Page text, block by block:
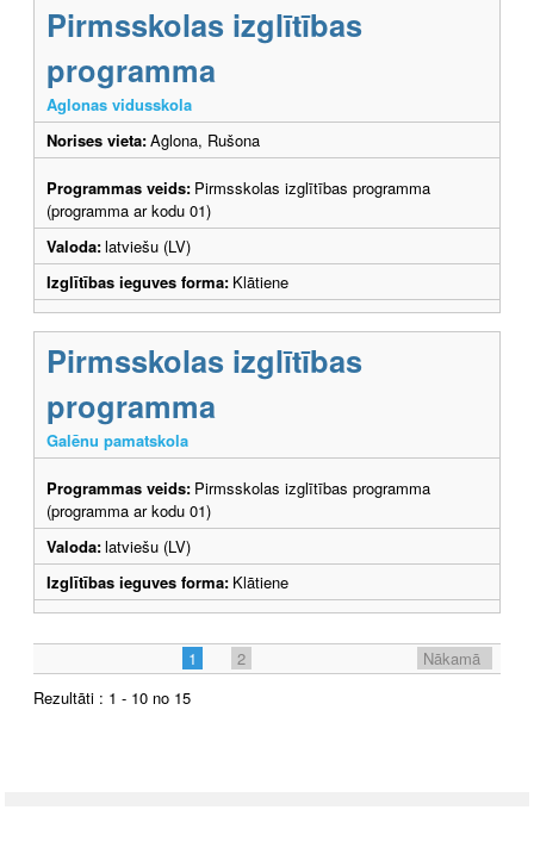
Pirmsskolas izglītības
programma
Aglonas vidusskola
Norises vieta:Aglona, Rušona
Programmas veids: Pirmsskolas izglītības programma
(programma ar kodu 01)
Valoda:latviešu (LV)
Izglītības ieguves forma: Klātiene
Pirmsskolas izglītības
programma
Galēnu pamatskola
Programmas veids: Pirmsskolas izglītības programma
(programma ar kodu 01)
Valoda:latviešu (LV)
Izglītības ieguves forma: Klātiene
1 2
Nākamā
Rezultāti : 1 - 10 no 15